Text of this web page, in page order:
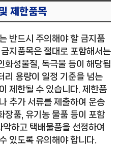
제한품목
반드시 주의해야 할 금지품
지품목은 절대로 포함해서는
화성물질, 독극물 등이 해당됩
리 용량이 일정 기준을 넘는
제한될 수 있습니다. 제한품
추가 서류를 제출하여 운송
장품, 유기농 물품 등이 포함
하고 택배물품을 선정하여
있도록 유의해야 합니다.